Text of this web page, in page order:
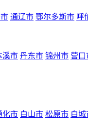
通辽市 鄂尔多斯市 呼
溪市 丹东市 锦州市 营口
化市 白山市 松原市 白城